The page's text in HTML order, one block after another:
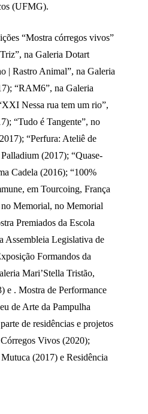
(UFMG).
“Mostra córregos vivos”
na Galeria Dotart
| Rastro Animal”, na Galeria
“RAM6”, na Galeria
Nessa rua tem um rio”,
“Tudo é Tangente”, no
“Perfura: Ateliê de
(2017); “Quase-
Cadela (2016); “100%
em Tourcoing, França
Memorial, no Memorial
Premiados da Escola
Assembleia Legislativa de
Formandos da
Mari’Stella Tristão,
e . Mostra de Performance
de Arte da Pampulha
de residências e projetos
Vivos (2020);
(2017) e Residência